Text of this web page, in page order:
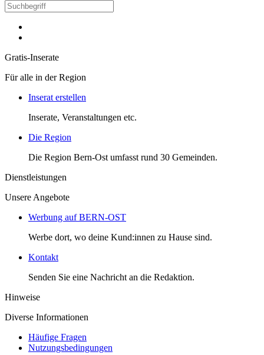
Gratis-Inserate
Für alle in der Region
Inserat erstellen
Inserate, Veranstaltungen etc.
Die Region
Die Region Bern-Ost umfasst rund 30 Gemeinden.
Dienstleistungen
Unsere Angebote
Werbung auf BERN-OST
Werbe dort, wo deine Kund:innen zu Hause sind.
Kontakt
Senden Sie eine Nachricht an die Redaktion.
Hinweise
Diverse Informationen
Häufige Fragen
Nutzungsbedingungen